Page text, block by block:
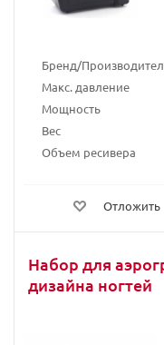
Бренд/
Макс. давление
Мощность
Вес
Объем ресивера
Отложить
Набор для
дизайна ногтей